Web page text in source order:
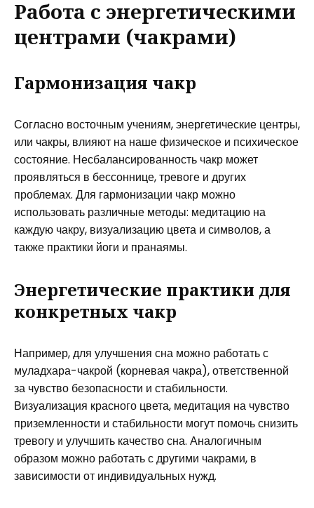
Работа с энергетическими
центрами (чакрами)
Гармонизация чакр
Согласно восточным учениям, энергетические центры,
или чакры, влияют на наше физическое и психическое
состояние. Несбалансированность чакр может
проявляться в бессоннице, тревоге и других
проблемах. Для гармонизации чакр можно
использовать различные методы: медитацию на
каждую чакру, визуализацию цвета и символов, а
также практики йоги и пранаямы.
Энергетические практики для
конкретных чакр
Например, для улучшения сна можно работать с
муладхара-чакрой (корневая чакра), ответственной
за чувство безопасности и стабильности.
Визуализация красного цвета, медитация на чувство
приземленности и стабильности могут помочь снизить
тревогу и улучшить качество сна. Аналогичным
образом можно работать с другими чакрами, в
зависимости от индивидуальных нужд.